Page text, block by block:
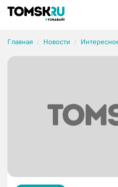
Главная Новости